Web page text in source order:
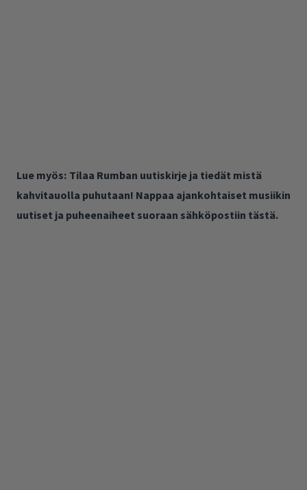
Lue myös: Tilaa Rumban uutiskirje ja tiedät mistä
kahvitauolla puhutaan! Nappaa ajankohtaiset musiikin
uutiset ja puheenaiheet suoraan sähköpostiin tästä.